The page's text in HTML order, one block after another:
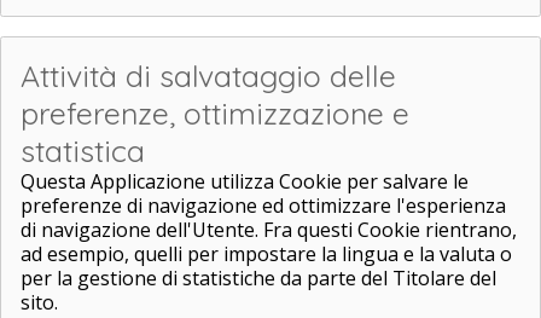
Attività di salvataggio delle
preferenze, ottimizzazione e
statistica
Questa Applicazione utilizza Cookie per salvare le
preferenze di navigazione ed ottimizzare l'esperienza
di navigazione dell'Utente. Fra questi Cookie rientrano,
ad esempio, quelli per impostare la lingua e la valuta o
per la gestione di statistiche da parte del Titolare del
sito.